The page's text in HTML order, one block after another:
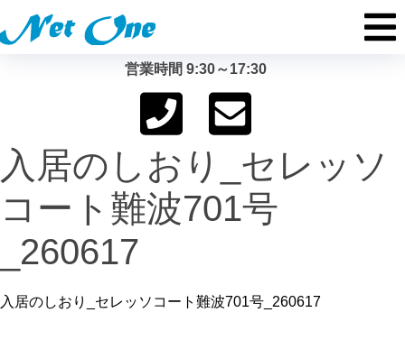
営業時間 9:30～17:30
入居のしおり_セレッソ
コート難波701号
_260617
入居のしおり_セレッソコート難波701号_260617